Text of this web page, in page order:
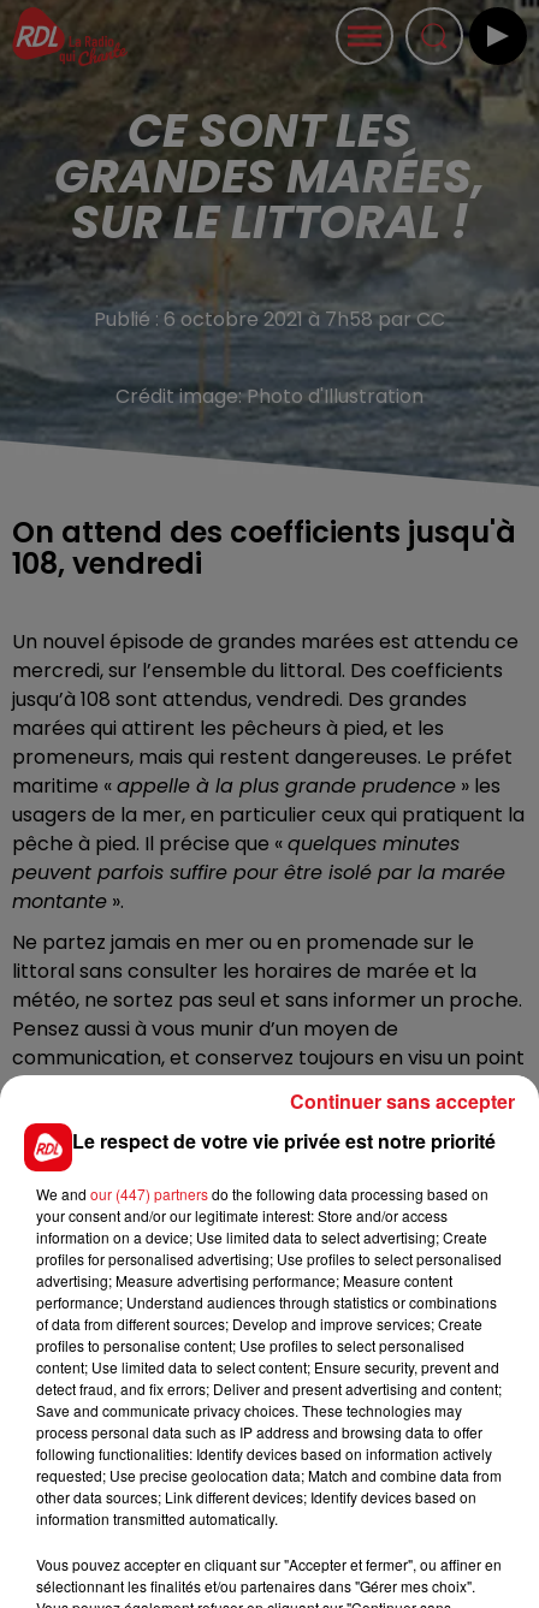
CE SONT LES
GRANDES MARÉES,
SUR LE LITTORAL !
Publié : 6 octobre 2021 à 7h58 par CC
Crédit image:Photo d'Illustration
On attend des coefficients jusqu'à
108, vendredi
Un nouvel épisode de grandes marées est attendu ce
mercredi, sur l’ensemble du littoral. Des coefficients
jusqu’à 108 sont attendus, vendredi. Des grandes
marées qui attirent les pêcheurs à pied, et les
promeneurs, mais qui restent dangereuses. Le préfet
maritime «appelle à la plus grande prudence » les
usagers de la mer, en particulier ceux qui pratiquent la
pêche à pied. Il précise que «quelques minutes
peuvent parfois suffire pour être isolé par la marée
montante ».
Ne partez jamais en mer ou en promenade sur le
littoral sans consulter les horaires de marée et la
météo, ne sortez pas seul et sans informer un proche.
Pensez aussi à vous munir d’un moyen de
communication, et conservez toujours en visu un point
de repli sur le littoral.
On vous le rappelle, en cas d’accident en mer, dont
vous seriez témoin ou victime, il faut composer le 196.
FIL D'ACTUS
BÉTHUNE: ENQUÊTE POUR HOMICIDE
VOLONTAIRE EN COURS, APRÈS LA...
Le respect de votre vie privée est notre priorité
We and our (447) partnersdo the following data processing based on
your consent and/or our legitimate interest: Store and/or access
information on a device; Use limited data to select advertising; Create
profiles for personalised advertising; Use profiles to select personalised
advertising; Measure advertising performance; Measure content
performance; Understand audiences through statistics or combinations
of data from different sources; Develop and improve services; Create
profiles to personalise content; Use profiles to select personalised
content; Use limited data to select content; Ensure security, prevent and
detect fraud, and fix errors; Deliver and present advertising and content;
Save and communicate privacy choices. These technologies may
process personal data such as IP address and browsing data to offer
following functionalities: Identify devices based on information actively
requested; Use precise geolocation data; Match and combine data from
other data sources; Link different devices; Identify devices based on
information transmitted automatically.
Vous pouvez accepter en cliquant sur "Accepter et fermer", ou affiner en
sélectionnant les finalités et/ou partenaires dans "Gérer mes choix".
Continuer sans accepter